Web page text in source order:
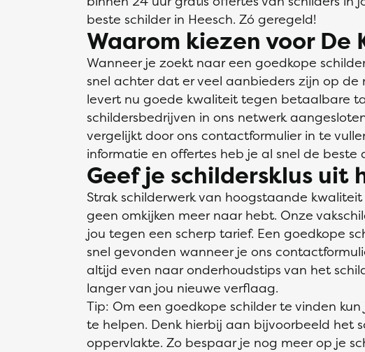
beste schilder in Heesch. Zó geregeld!
Waarom kiezen voor De
Wanneer je zoekt naar een goedkope
snel achter dat er veel aanbieders zijn op de
levert nu goede kwaliteit tegen betaalbare
schildersbedrijven in ons netwerk
vergelijkt door ons contactformulier in te
informatie en offertes heb je al snel de beste
Geef je schildersklus uit
Strak schilderwerk van hoogstaande
geen omkijken meer naar hebt. Onze
jou tegen een scherp tarief. Een goedkope
snel gevonden wanneer je ons
altijd even naar onderhoudstips van het
langer van jou nieuwe verflaag.
Tip: Om een goedkope schilder te vinden
te helpen. Denk hierbij aan bijvoorbeeld het
oppervlakte. Zo bespaar je nog meer op je